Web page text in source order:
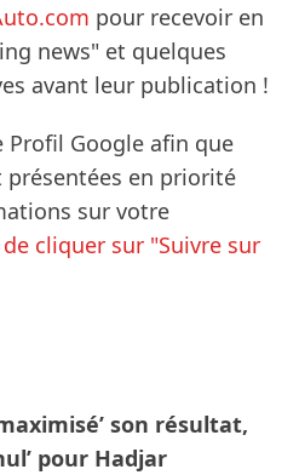
pour recevoir en
news" et quelques
avant leur publication !
Google afin que
présentées en priorité
sur votre
cliquer sur "Suivre sur
son résultat,
pour Hadjar